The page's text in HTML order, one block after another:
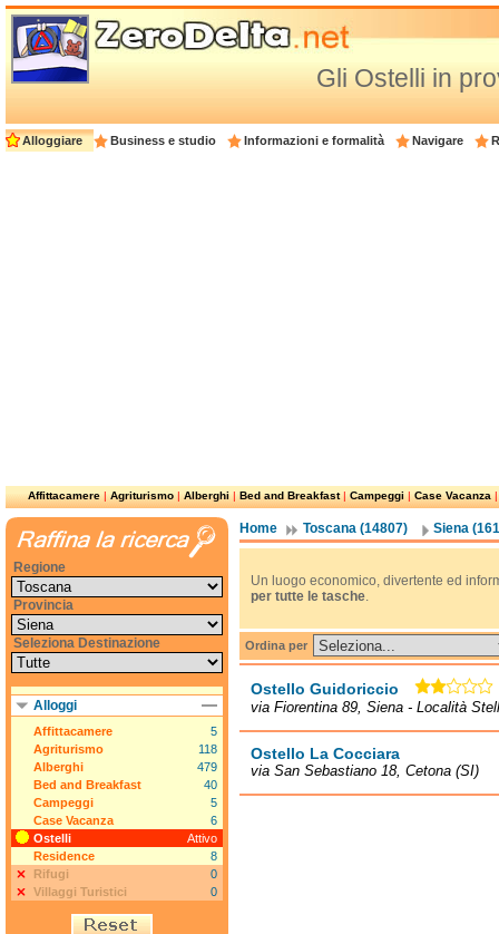
Gli Ostelli in
Alloggiare Business e studio Informazioni e formalità Navigare
Affittacamere|Agriturismo|Alberghi|Bed and Breakfast|Campeggi|Case Vacanza
Home Toscana (14807) Siena
Un luogo economico, divertente ed
per tutte le tasche.
Ordina per
Ostello Guidoriccio
via Fiorentina 89, Siena - Località
Ostello La Cocciara
via San Sebastiano 18, Cetona (SI)
Regione
Provincia
Seleziona Destinazione
Alloggi
Affittacamere
5
Agriturismo
118
Alberghi
479
Bed and Breakfast
40
Campeggi
5
Case Vacanza
6
Ostelli
Attivo
Residence
8
Rifugi
0
Villaggi Turistici
0